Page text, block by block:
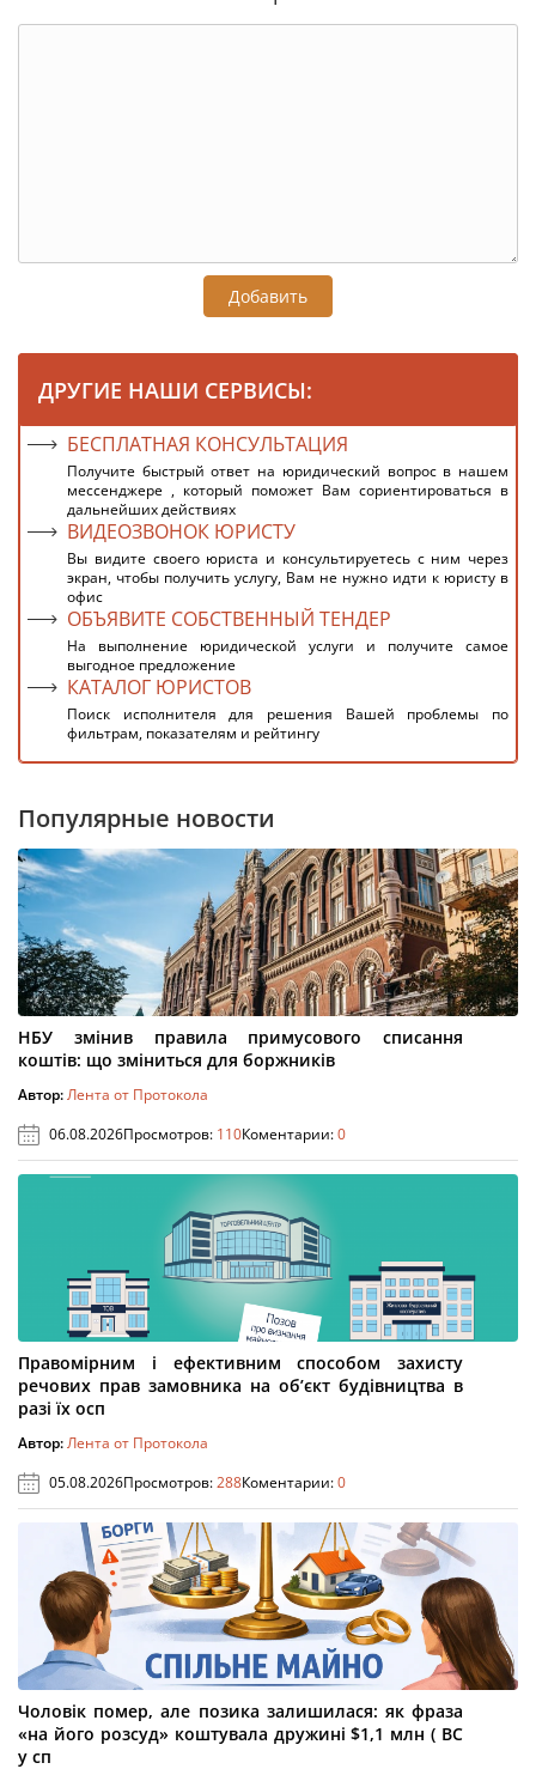
Добавить
ДРУГИЕ НАШИ СЕРВИСЫ:
БЕСПЛАТНАЯ КОНСУЛЬТАЦИЯ
Получите быстрый ответ на юридический вопрос в нашем
мессенджере , который поможет Вам сориентироваться в
дальнейших действиях
ВИДЕОЗВОНОК ЮРИСТУ
Вы видите своего юриста и консультируетесь с ним через
экран, чтобы получить услугу, Вам не нужно идти к юристу в
офис
ОБЪЯВИТЕ СОБСТВЕННЫЙ ТЕНДЕР
На выполнение юридической услуги и получите самое
выгодное предложение
КАТАЛОГ ЮРИСТОВ
Поиск исполнителя для решения Вашей проблемы по
фильтрам, показателям и рейтингу
Популярные новости
НБУ змінив правила примусового списання
коштів: що зміниться для боржників
Автор:Лента от Протокола
06.08.2026Просмотров: 110Коментарии:0
Правомірним і ефективним способом захисту
речових прав замовника на об’єкт будівництва в
разі їх осп
Автор:Лента от Протокола
05.08.2026Просмотров:288Коментарии:0
Чоловік помер, але позика залишилася: як фраза
«на його розсуд» коштувала дружині $1,1 млн ( ВС
у сп